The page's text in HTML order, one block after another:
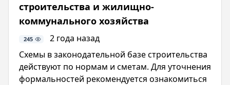
строительства и жилищно-
коммунального хозяйства
245
2 года назад
Схемы в законодательной базе строительства
действуют по нормам и сметам. Для уточнения
формальностей рекомендуется ознакомиться